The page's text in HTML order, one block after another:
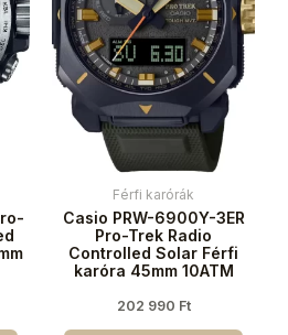
Férfi karórák
Casio PRW-6900Y-3ER
Pro-Trek Radio
Controlled Solar Férfi
karóra 45mm 10ATM
202 990 Ft